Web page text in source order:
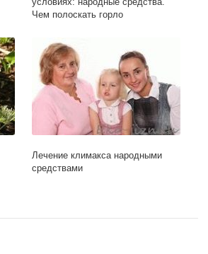
Чем полоскать горло
Лечение климакса народными
средствами